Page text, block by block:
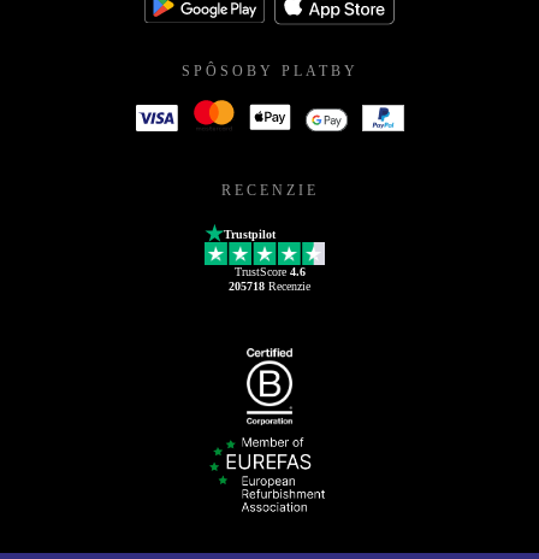
SPÔSOBY PLATBY
RECENZIE
Trustpilot
TrustScore 4.6
205718 Recenzie